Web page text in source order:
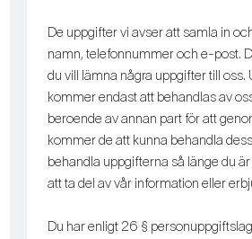
De uppgifter vi avser att samla in
namn, telefonnummer och e-post.
du vill lämna några uppgifter till oss.
kommer endast att behandlas av
beroende av annan part för att
kommer de att kunna behandla
behandla uppgifterna så länge du
att ta del av vår information eller
Du har enligt 26 §